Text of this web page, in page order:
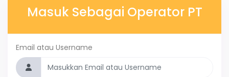
Masuk Sebagai Operator PT
Email atau Username